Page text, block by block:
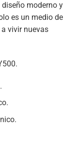
moderno y
es un medio de
vivir nuevas